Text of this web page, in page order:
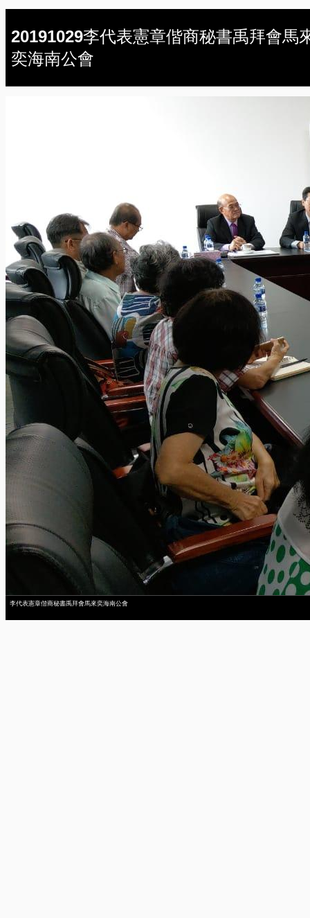
20191029李代表憲章偕商秘書禹拜會馬
奕海南公會
李代表憲章偕商秘書禹拜會馬來奕海南公會